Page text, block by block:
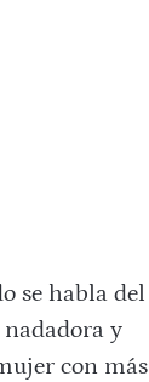
se habla del
nadadora y
con más